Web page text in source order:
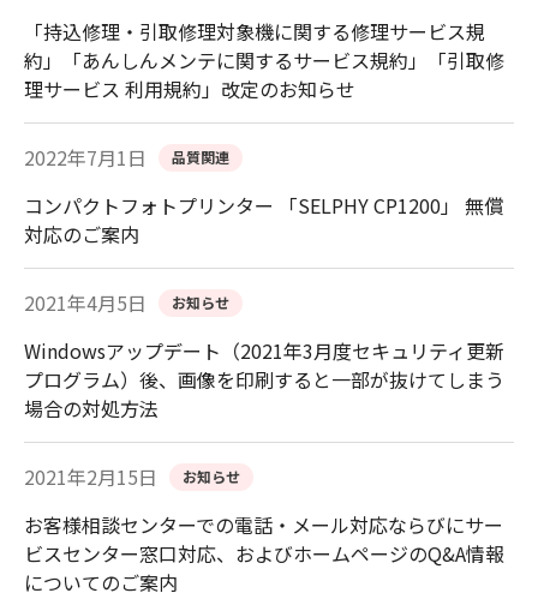
「持込修理・引取修理対象機に関する修理サービス規
約」「あんしんメンテに関するサービス規約」「引取修
理サービス 利用規約」改定のお知らせ
2022年7月1日 品質関連
コンパクトフォトプリンター 「SELPHY CP1200」 無償
対応のご案内
2021年4月5日 お知らせ
Windowsアップデート（2021年3月度セキュリティ更新
プログラム）後、画像を印刷すると一部が抜けてしまう
場合の対処方法
2021年2月15日 お知らせ
お客様相談センターでの電話・メール対応ならびにサー
ビスセンター窓口対応、およびホームページのQ&A情報
についてのご案内